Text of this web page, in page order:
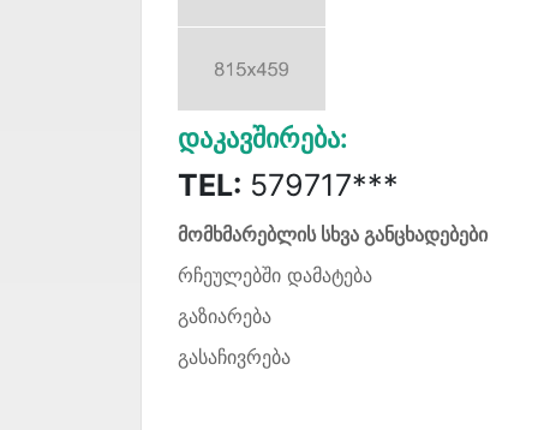
Დაკავშირება:
TEL: 579717***
მომხმარებლის სხვა განცხადებები
რჩეულებში დამატება
გაზიარება
გასაჩივრება